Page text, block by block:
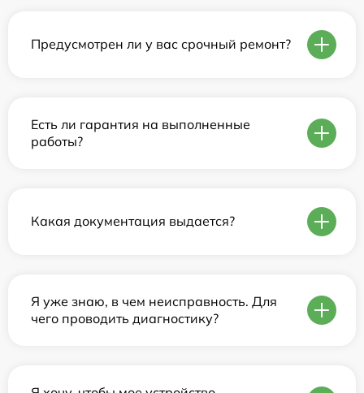
Предусмотрен ли у вас срочный ремонт?
Есть ли гарантия на выполненные
работы?
Какая документация выдается?
Я уже знаю, в чем неисправность. Для
чего проводить диагностику?